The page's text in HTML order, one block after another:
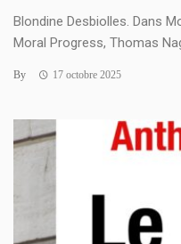
Blondine Desbiolles. Dans
Moral Progress, Thomas
By 17 octobre 2025